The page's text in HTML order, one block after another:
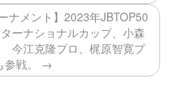
ナメント】2023年JBTOP50
ーナショナルカップ、小森
今江克隆プロ、梶原智寛プ
参戦。 →